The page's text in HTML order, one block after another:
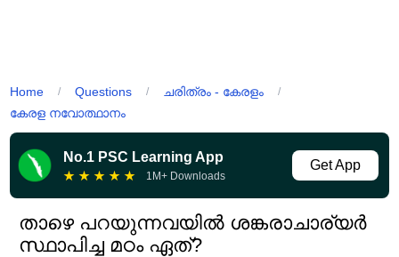
Home / Questions / ചരിത്രം - കേരളം /
കേരള നവോത്ഥാനം
No.1 PSC Learning App
★ ★ ★ ★ ★ 1M+ Downloads
Get App
താഴെ പറയുന്നവയിൽ ശങ്കരാചാര്യർ
സ്ഥാപിച്ച മഠം ഏത്?